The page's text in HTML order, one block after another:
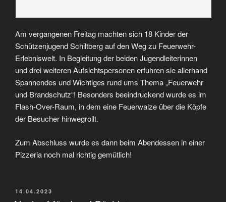
Am vergangenen Freitag machten sich 18 Kinder der
Schützenjugend Schiltberg auf den Weg zu Feuerwehr-
Erlebniswelt. In Begleitung der beiden Jugendleiterinnen
und drei weiteren Aufsichtspersonen erfuhren sie allerhand
Spannendes und Wichtiges rund ums Thema „Feuerwehr
und Brandschutz“! Besonders beeindruckend wurde es im
Flash-Over-Raum, in dem eine Feuerwalze über die Köpfe
der Besucher hinwegrollt.
Zum Abschluss wurde es dann beim Abendessen in einer
Pizzeria noch mal richtig gemütlich!
VERÖFFENTLICHT
AM
14.04.2023